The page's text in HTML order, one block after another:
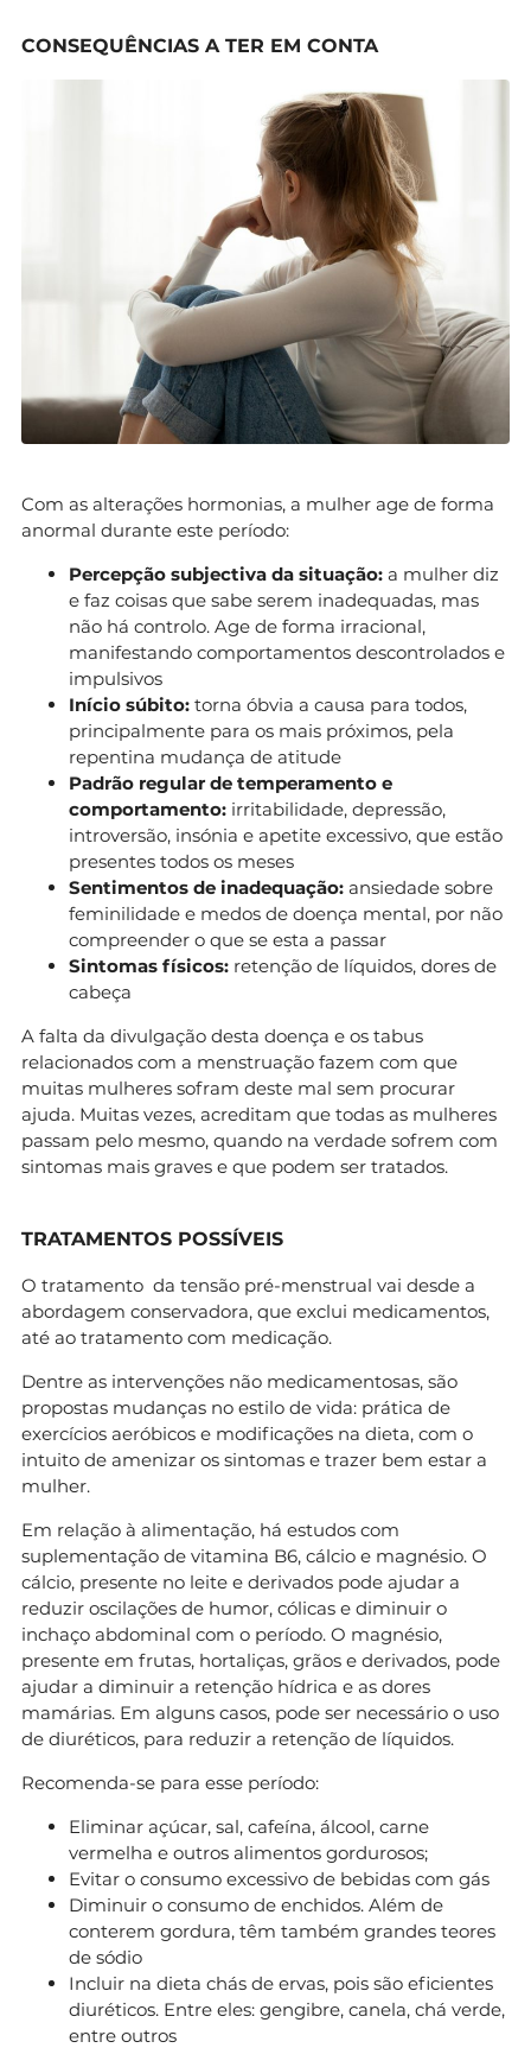
CONSEQUÊNCIAS A TER EM CONTA
Com as alterações hormonias, a mulher age de forma
anormal durante este período:
Percepção subjectiva da situação: a mulher diz
e faz coisas que sabe serem inadequadas, mas
não há controlo. Age de forma irracional,
manifestando comportamentos descontrolados e
impulsivos
Início súbito: torna óbvia a causa para todos,
principalmente para os mais próximos, pela
repentina mudança de atitude
Padrão regular de temperamento e
comportamento: irritabilidade, depressão,
introversão, insónia e apetite excessivo, que estão
presentes todos os meses
Sentimentos de inadequação: ansiedade sobre
feminilidade e medos de doença mental, por não
compreender o que se esta a passar
Sintomas físicos: retenção de líquidos, dores de
cabeça
A falta da divulgação desta doença e os tabus
relacionados com a menstruação fazem com que
muitas mulheres sofram deste mal sem procurar
ajuda. Muitas vezes, acreditam que todas as mulheres
passam pelo mesmo, quando na verdade sofrem com
sintomas mais graves e que podem ser tratados.
TRATAMENTOS POSSÍVEIS
O tratamento da tensão pré-menstrual vai desde a
abordagem conservadora, que exclui medicamentos,
até ao tratamento com medicação.
Dentre as intervenções não medicamentosas, são
propostas mudanças no estilo de vida: prática de
exercícios aeróbicos e modificações na dieta, com o
intuito de amenizar os sintomas e trazer bem estar a
mulher.
Em relação à alimentação, há estudos com
suplementação de vitamina B6, cálcio e magnésio. O
cálcio, presente no leite e derivados pode ajudar a
reduzir oscilações de humor, cólicas e diminuir o
inchaço abdominal com o período. O magnésio,
presente em frutas, hortaliças, grãos e derivados, pode
ajudar a diminuir a retenção hídrica e as dores
mamárias. Em alguns casos, pode ser necessário o uso
de diuréticos, para reduzir a retenção de líquidos.
Recomenda-se para esse período:
Eliminar açúcar, sal, cafeína, álcool, carne
vermelha e outros alimentos gordurosos;
Evitar o consumo excessivo de bebidas com gás
Diminuir o consumo de enchidos. Além de
conterem gordura, têm também grandes teores
de sódio
Incluir na dieta chás de ervas, pois são eficientes
diuréticos. Entre eles: gengibre, canela, chá verde,
entre outros